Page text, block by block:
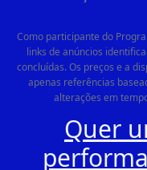
Como participante do
links de anúncios
concluídas. Os preços e a
apenas referências
alterações em
Quer